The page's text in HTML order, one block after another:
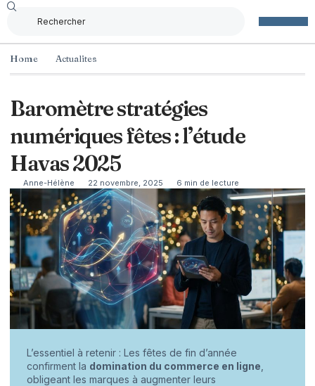
Home Actualites
Baromètre stratégies
numériques fêtes : l’étude
Havas 2025
Anne-Hélène 22 novembre, 2025 6 min de lecture
L’essentiel à retenir : Les fêtes de fin d’année
confirment la domination du commerce en ligne
obligeant les marques à augmenter leurs